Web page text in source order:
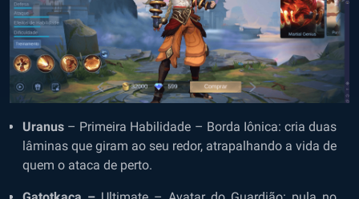
Uranus – Primeira Habilidade – Borda Iônica: cria duas
lâminas que giram ao seu redor, atrapalhando a vida de
quem o ataca de perto.